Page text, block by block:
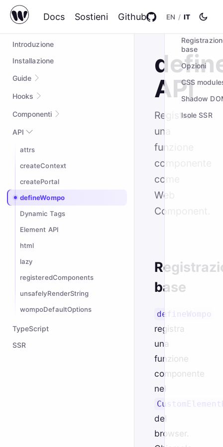
Docs Sostieni Github EN / IT
wompo@2.0.5
Introduzione
Installazione
Guide
Quick start
Esempio completo
Hooks
useAsync
useCallback
Componenti
Suspense
API
attrs
createContext
createPortal
defineWompo
Dynamic Tags
Element API
html
lazy
registeredComponents
unsafelyRenderString
wompoDefaultOptions
TypeScript
SSR
API
Registra
una
funzione
componente
come
Web
Component.
base
defineWompo
registra
una
funzione
componente
nel
del
browser.
IN QUESTA
base
Opzioni
CSS
Shadow
Isole SSR